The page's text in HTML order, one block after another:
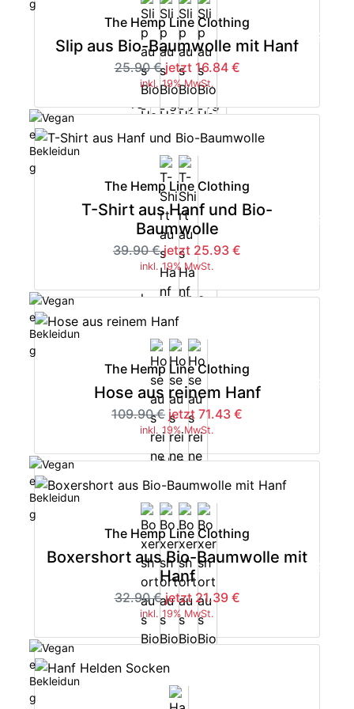
The Hemp Line Clothing
Slip aus Bio-Baumwolle mit Hanf
25.90 € jetzt 16.84 €
inkl. 19% MwSt.
-35%
The Hemp Line Clothing
T-Shirt aus Hanf und Bio-
Baumwolle
39.90 € jetzt 25.93 €
inkl. 19% MwSt.
-35%
The Hemp Line Clothing
Hose aus reinem Hanf
109.90 € jetzt 71.43 €
inkl. 19% MwSt.
-35%
The Hemp Line Clothing
Boxershort aus Bio-Baumwolle mit
Hanf
32.90 € jetzt 21.39 €
inkl. 19% MwSt.
-35%